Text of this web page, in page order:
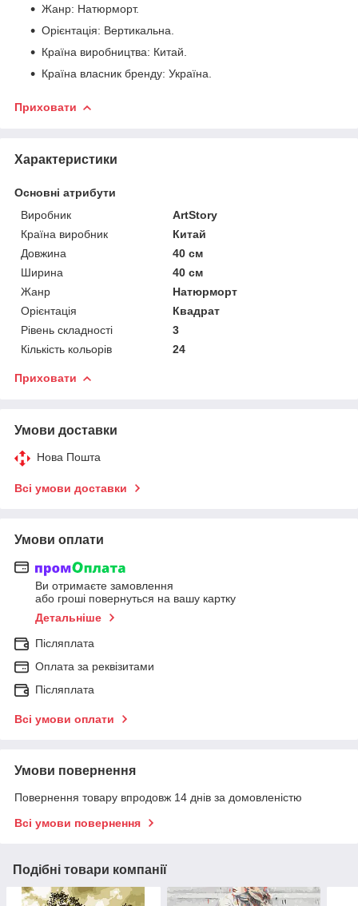
Жанр: Натюрморт.
Орієнтація: Вертикальна.
Країна виробництва: Китай.
Країна власник бренду: Україна.
Приховати
Характеристики
Основні атрибути
Виробник
ArtStory
Країна виробник
Китай
Довжина
40 см
Ширина
40 см
Жанр
Натюрморт
Орієнтація
Квадрат
Рівень складності
3
Кількість кольорів
24
Приховати
Умови доставки
Нова Пошта
Всі умови доставки
Умови оплати
Ви отримаєте замовлення
або гроші повернуться на вашу картку
Детальніше
Післяплата
Оплата за реквізитами
Післяплата
Всі умови оплати
Умови повернення
Повернення товару впродовж 14 днів за домовленістю
Всі умови повернення
Подібні товари компанії